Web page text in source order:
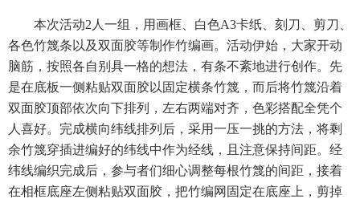
本次活动2 人一组，用画框、白色A3卡纸、刻刀、剪刀、
各色竹篾条以及双面胶等制作竹编画。活动伊始，大家开动
脑筋，按照各自别具一格的想法，有条不紊地进行创作。先
是在底板一侧粘贴双面胶以固定横条竹篾，而后将竹篾沿着
双面胶顶部依次向下排列，左右两端对齐，色彩搭配全凭个
人喜好。完成横向纬线排列后，采用一压一挑的方法，将剩
余竹篾穿插进编好的纬线中作为经线，且注意保持间距。经
纬线编织完成后，参与者们细心调整每根竹篾的间距，接着
在相框底座左侧粘贴双面胶，把竹编网固定在底座上，剪掉